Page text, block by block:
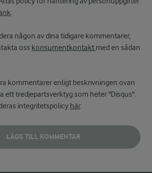
.
någon av dina tidigare kommentarer,
oss konsumentkontakt med en sådan
kommentarer enligt beskrivningen ovan
ett tredjepartsverktyg som heter "Disqus".
integritetspolicy här.
LÄGG TILL KOMMENTAR